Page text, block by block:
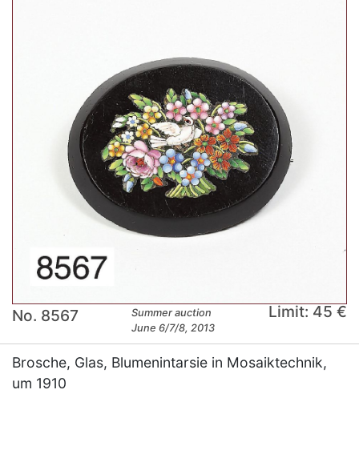
No. 8567
Summer auction
June 6/7/8, 2013
Limit: 45 €
Brosche, Glas, Blumenintarsie in Mosaiktechnik,
um 1910